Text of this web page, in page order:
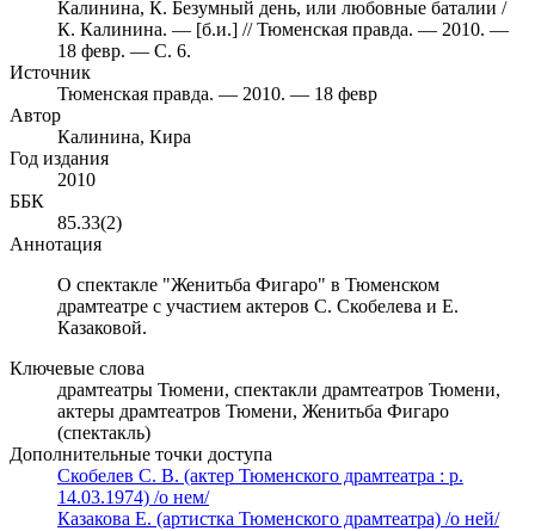
Калинина, К. Безумный день, или любовные баталии /
К. Калинина. — [б.и.] // Тюменская правда. — 2010. —
18 февр. — С. 6.
Источник
Тюменская правда. — 2010. — 18 февр
Автор
Калинина, Кира
Год издания
2010
ББК
85.33(2)
Аннотация
О спектакле "Женитьба Фигаро" в Тюменском
драмтеатре с участием актеров С. Скобелева и Е.
Казаковой.
Ключевые слова
драмтеатры Тюмени, спектакли драмтеатров Тюмени,
актеры драмтеатров Тюмени, Женитьба Фигаро
(спектакль)
Дополнительные точки доступа
Скобелев С. В. (актер Тюменского драмтеатра : р.
14.03.1974) /о нем/
Казакова Е. (артистка Тюменского драмтеатра) /о ней/